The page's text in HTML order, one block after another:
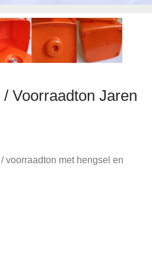
Voorraadton Jaren
voorraadton met hengsel en